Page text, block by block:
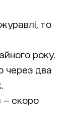
то
року.
через два
— скоро